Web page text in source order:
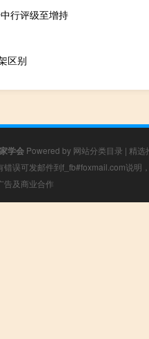
行评级至增持
区别
学会 Powered by 网站分类目录 | 精选
误可发邮件到f_fb#foxmail.com说明
告及商业合作